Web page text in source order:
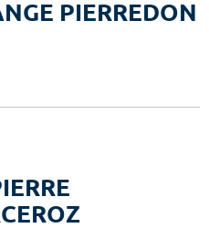
PIERREDON